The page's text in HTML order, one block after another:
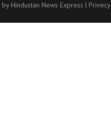
Hindustan News Express |